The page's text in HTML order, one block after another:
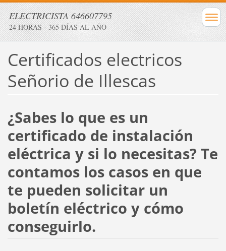
ELECTRICISTA 646607795
24 HORAS - 365 DÍAS AL AÑO
Certificados electricos
Señorio de Illescas
¿Sabes lo que es un
certificado de instalación
eléctrica y si lo necesitas? Te
contamos los casos en que
te pueden solicitar un
boletín eléctrico y cómo
conseguirlo.